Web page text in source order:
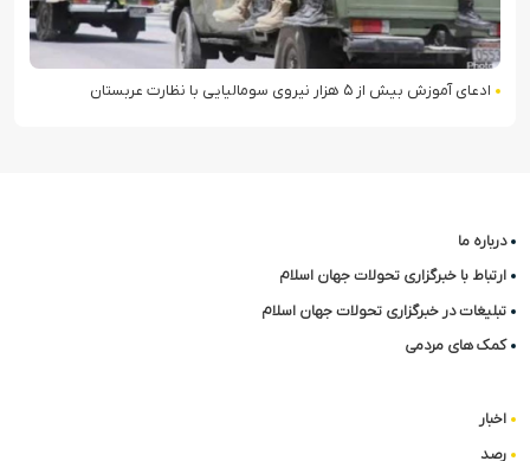
ادعای آموزش بیش از ۵ هزار نیروی سومالیایی با نظارت عربستان
درباره ما
ارتباط با خبرگزاری تحولات جهان اسلام
تبلیغات در خبرگزاری تحولات جهان اسلام
کمک های مردمی
اخبار
رصد